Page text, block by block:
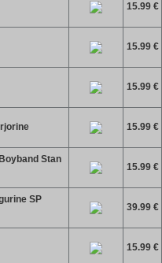
15.99 €
15.99 €
15.99 €
15.99 €
Stan
15.99 €
SP
39.99 €
15.99 €